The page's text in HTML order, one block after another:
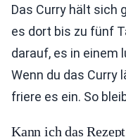
Das Curry hält sich
es dort bis zu fünf
darauf, es in einem
Wenn du das Curry
friere es ein. So
Kann ich das